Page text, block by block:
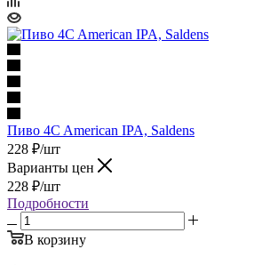
Пиво 4C American IPA, Saldens
228 ₽/шт
Варианты цен
228 ₽/шт
Подробности
В корзину